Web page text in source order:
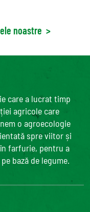
noastre >
care a lucrat timp
agricole care
o agroecologie
spre viitor și
farfurie, pentru a
bază de legume.